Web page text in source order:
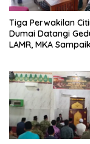
Tiga Perwakilan
Dumai Datangi
LAMR, MKA